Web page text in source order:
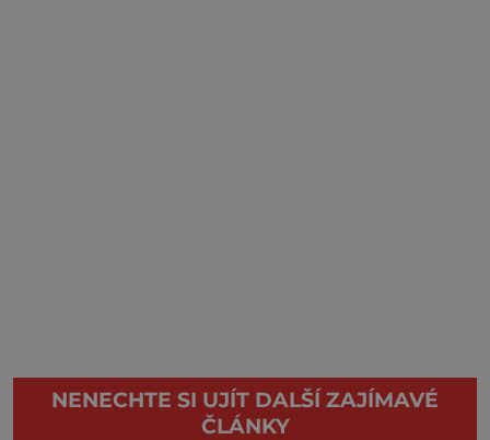
NENECHTE SI UJÍT DALŠÍ ZAJÍMAVÉ
ČLÁNKY